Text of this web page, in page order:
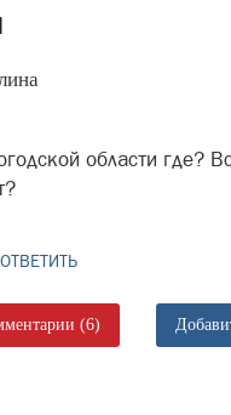
области где?
ОТВЕТИТЬ
(6)